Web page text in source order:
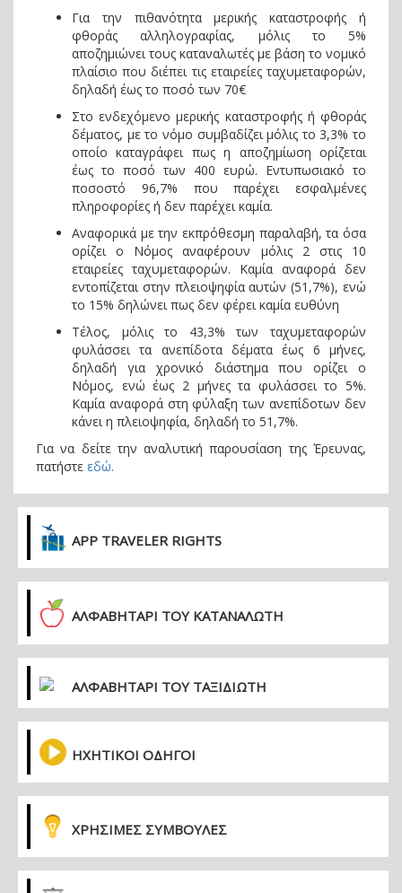
Για την πιθανότητα μερικής καταστροφής ή
φθοράς αλληλογραφίας, μόλις το 5%
αποζημιώνει τους καταναλωτές με βάση το νομικό
πλαίσιο που διέπει τις εταιρείες ταχυμεταφορών,
δηλαδή έως το ποσό των 70€
Στο ενδεχόμενο μερικής καταστροφής ή φθοράς
δέματος, με το νόμο συμβαδίζει μόλις το 3,3% το
οποίο καταγράφει πως η αποζημίωση ορίζεται
έως το ποσό των 400 ευρώ. Εντυπωσιακό το
ποσοστό 96,7% που παρέχει εσφαλμένες
πληροφορίες ή δεν παρέχει καμία.
Αναφορικά με την εκπρόθεσμη παραλαβή, τα όσα
ορίζει ο Νόμος αναφέρουν μόλις 2 στις 10
εταιρείες ταχυμεταφορών. Καμία αναφορά δεν
εντοπίζεται στην πλειοψηφία αυτών (51,7%), ενώ
το 15% δηλώνει πως δεν φέρει καμία ευθύνη
Τέλος, μόλις το 43,3% των ταχυμεταφορών
φυλάσσει τα ανεπίδοτα δέματα έως 6 μήνες,
δηλαδή για χρονικό διάστημα που ορίζει ο
Νόμος, ενώ έως 2 μήνες τα φυλάσσει το 5%.
Καμία αναφορά στη φύλαξη των ανεπίδοτων δεν
κάνει η πλειοψηφία, δηλαδή το 51,7%.
Για να δείτε την αναλυτική παρουσίαση της Έρευνας,
πατήστε εδώ.
APP TRAVELER RIGHTS
ΑΛΦΑΒΗΤΑΡΙ ΤΟΥ ΚΑΤΑΝΑΛΩΤΗ
ΑΛΦΑΒΗΤΑΡΙ ΤΟΥ ΤΑΞΙΔΙΩΤΗ
ΗΧΗΤΙΚΟΙ ΟΔΗΓΟΙ
ΧΡΗΣΙΜΕΣ ΣΥΜΒΟΥΛΕΣ